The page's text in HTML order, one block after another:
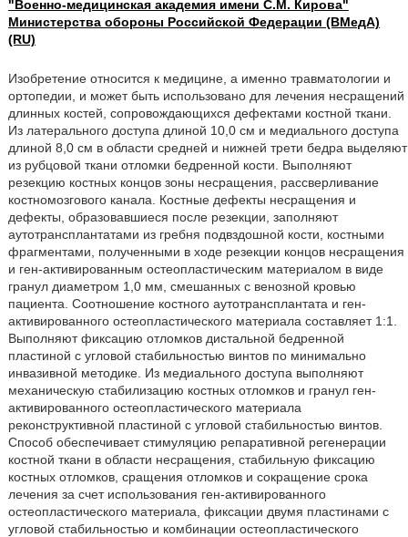
"Военно-медицинская академия имени С.М. Кирова"
Министерства обороны Российской Федерации (ВМедА)
(RU)
Изобретение относится к медицине, а именно травматологии и
ортопедии, и может быть использовано для лечения несращений
длинных костей, сопровождающихся дефектами костной ткани.
Из латерального доступа длиной 10,0 см и медиального доступа
длиной 8,0 см в области средней и нижней трети бедра выделяют
из рубцовой ткани отломки бедренной кости. Выполняют
резекцию костных концов зоны несращения, рассверливание
костномозгового канала. Костные дефекты несращения и
дефекты, образовавшиеся после резекции, заполняют
аутотрансплантатами из гребня подвздошной кости, костными
фрагментами, полученными в ходе резекции концов несращения
и ген-активированным остеопластическим материалом в виде
гранул диаметром 1,0 мм, смешанных с венозной кровью
пациента. Соотношение костного аутотрансплантата и ген-
активированного остеопластического материала составляет 1:1.
Выполняют фиксацию отломков дистальной бедренной
пластиной с угловой стабильностью винтов по минимально
инвазивной методике. Из медиального доступа выполняют
механическую стабилизацию костных отломков и гранул ген-
активированного остеопластического материала
реконструктивной пластиной с угловой стабильностью винтов.
Способ обеспечивает стимуляцию репаративной регенерации
костной ткани в области несращения, стабильную фиксацию
костных отломков, сращения отломков и сокращение срока
лечения за счет использования ген-активированного
остеопластического материала, фиксации двумя пластинами с
угловой стабильностью и комбинации остеопластического